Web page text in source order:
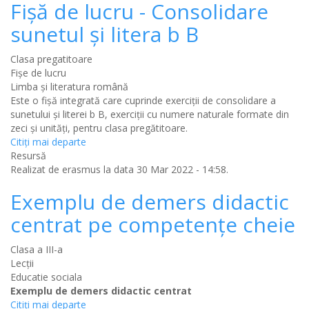
Fișă de lucru - Consolidare
sunetul și litera b B
Clasa pregatitoare
Fișe de lucru
Limba şi literatura română
Este o fișă integrată care cuprinde exerciții de consolidare a
sunetului și literei b B, exerciții cu numere naturale formate din
zeci și unități, pentru clasa pregătitoare.
Citiţi mai departe
Resursă
Realizat de erasmus la data 30 Mar 2022 - 14:58.
Exemplu de demers didactic
centrat pe competențe cheie
Clasa a III-a
Lecții
Educatie sociala
Exemplu de demers didactic centrat
Citiţi mai departe